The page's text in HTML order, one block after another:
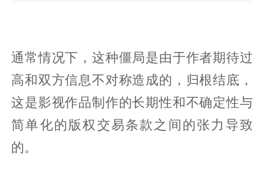
通常情况下，这种僵局是由于作者期待过
高和双方信息不对称造成的，归根结底，
这是影视作品制作的长期性和不确定性与
简单化的版权交易条款之间的张力导致
的。